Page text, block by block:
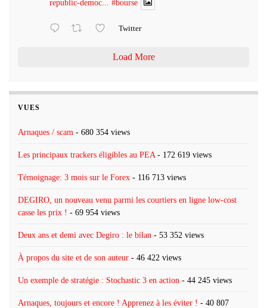
republic-democ... #bourse
Twitter
Load More
VUES
Arnaques / scam - 680 354 views
Les principaux trackers éligibles au PEA - 172 619 views
Témoignage: 3 mois sur le Forex - 116 713 views
DEGIRO, un nouveau venu parmi les courtiers en ligne low-cost
casse les prix ! - 69 954 views
Deux ans et demi avec Degiro : le bilan - 53 352 views
À propos du site et de son auteur - 46 422 views
Un exemple de stratégie : Stochastic 3 en action - 44 245 views
Arnaques, toujours et encore ! Apprenez à les éviter ! - 40 807